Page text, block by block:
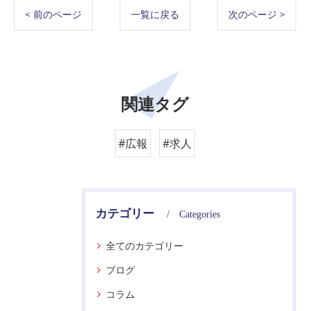
< 前のページ 一覧に戻る 次のページ >
関連タグ
#広報 #求人
カテゴリー Categories
全てのカテゴリー
ブログ
コラム